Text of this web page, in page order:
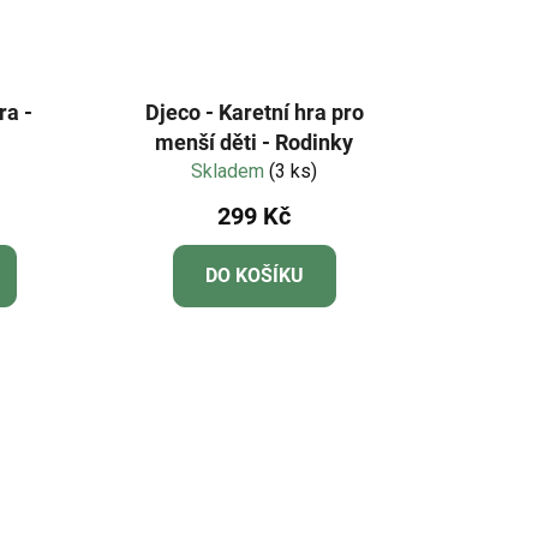
-
Djeco - Karetní hra pro
menší děti - Rodinky
Skladem(3 ks)
299 Kč
DO KOŠÍKU